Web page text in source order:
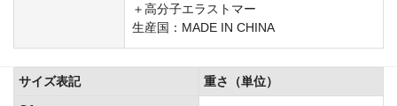
＋高分子エラストマー
生産国：MADE IN CHINA
サイズ表記
重さ（単位）